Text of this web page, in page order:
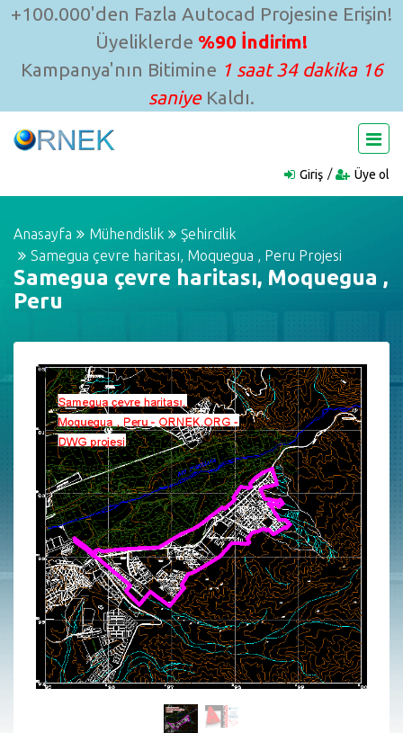
+100.000'den Fazla Autocad Projesine Erişin!
Üyeliklerde %90 İndirim!
Kampanya'nın Bitimine 1 saat 34 dakika 15
saniyeKaldı.
Giriş Üye ol
Anasayfa Mühendislik
Şehircilik
Samegua çevre haritası, Moquegua , Peru Projesi
Samegua çevre haritası, Moquegua ,
Peru